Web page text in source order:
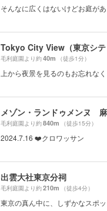
そんなに広くはないけどお庭が
毛利庭園より約40m （徒歩1分）
上から夜景を見るのもお忘れなく
メゾン・ランドゥメンヌ
毛利庭園より約840m （徒歩15分）
2024.7.16 ❤️クロワッサン
出雲大社東京分祠
毛利庭園より約210m （徒歩4分）
東京の真ん中に、しずかなスポッ